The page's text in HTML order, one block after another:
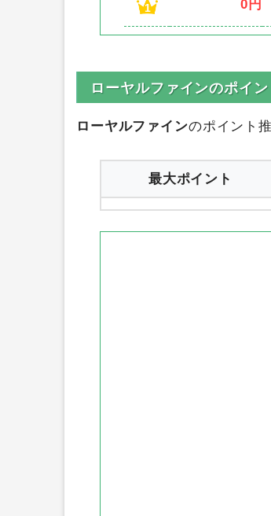
順位 ポイント数
0円
ローヤルファインのポイ
ローヤルファインのポイント